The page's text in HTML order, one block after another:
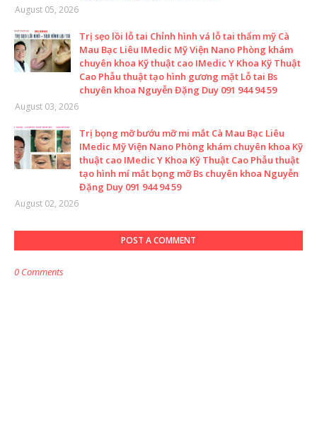
August 05, 2026
Trị sẹo lồi lỗ tai Chỉnh hình vá lỗ tai thẩm mỹ Cà
Mau Bạc Liêu IMedic Mỹ Viện Nano Phòng khám
chuyên khoa Kỹ thuật cao IMedic Y Khoa Kỹ Thuật
Cao Phẫu thuật tạo hình gương mặt Lỗ tai Bs
chuyên khoa Nguyễn Đặng Duy 091 944 94 59
August 03, 2026
Trị bọng mỡ bướu mỡ mi mắt Cà Mau Bạc Liêu
IMedic Mỹ Viện Nano Phòng khám chuyên khoa Kỹ
thuật cao IMedic Y Khoa Kỹ Thuật Cao Phẫu thuật
tạo hình mí mắt bọng mỡ Bs chuyên khoa Nguyễn
Đặng Duy 091 944 94 59
August 02, 2026
POST A COMMENT
0 Comments